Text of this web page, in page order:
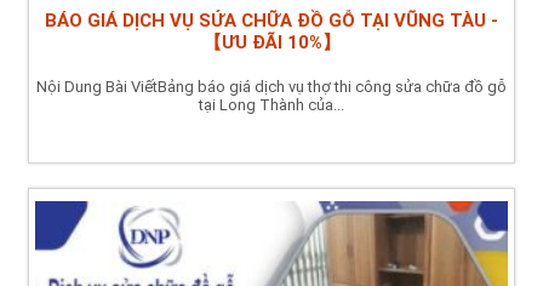
BÁO GIÁ DỊCH VỤ SỬA CHỮA ĐỒ GỖ TẠI VŨNG TÀU -
【ƯU ĐÃI 10%】
Nội Dung Bài ViếtBảng báo giá dịch vụ thợ thi công sửa chữa đồ gỗ
tại Long Thành của...